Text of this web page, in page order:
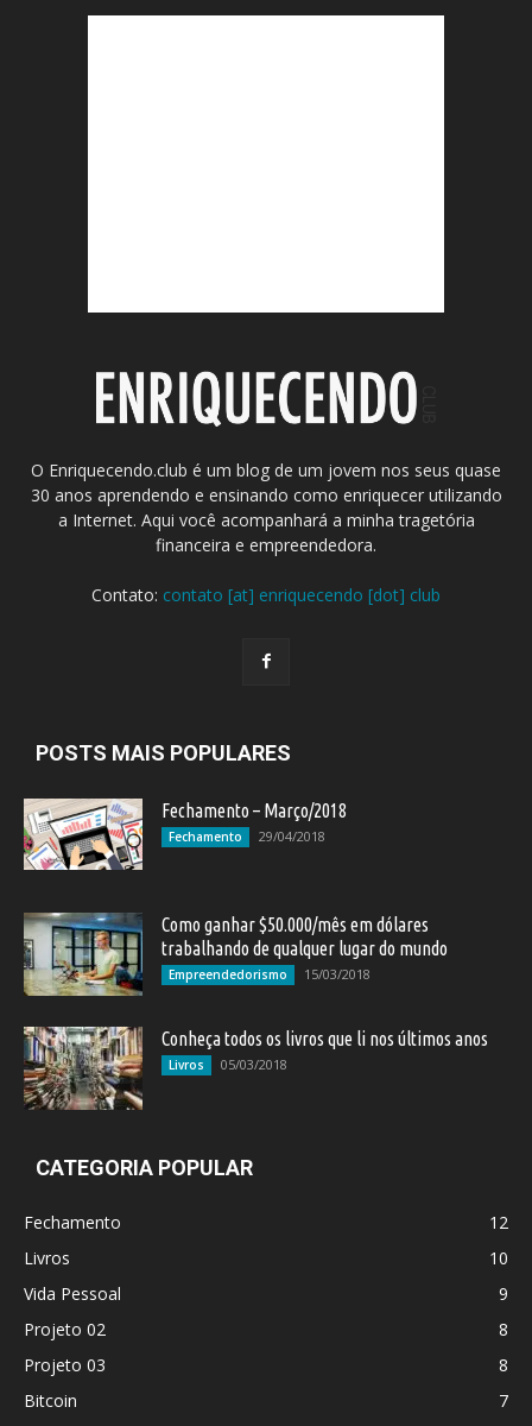
O Enriquecendo.club é um blog de um jovem nos seus quase
30 anos aprendendo e ensinando como enriquecer utilizando
a Internet. Aqui você acompanhará a minha tragetória
financeira e empreendedora.
Contato: contato [at] enriquecendo [dot] club
POSTS MAIS POPULARES
Fechamento – Março/2018
Fechamento 29/04/2018
Como ganhar $50.000/mês em dólares
trabalhando de qualquer lugar do mundo
Empreendedorismo 15/03/2018
Conheça todos os livros que li nos últimos anos
Livros 05/03/2018
CATEGORIA POPULAR
Fechamento
12
Livros
10
Vida Pessoal
9
Projeto 02
8
Projeto 03
8
Bitcoin
7